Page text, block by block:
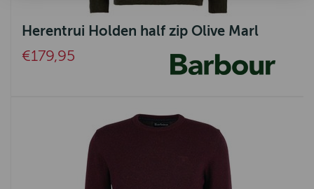
Herentrui Holden half zip Olive Marl
€179,95